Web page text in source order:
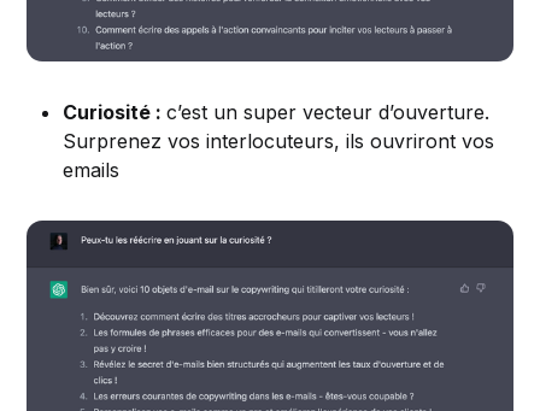
Curiosité : c’est un super vecteur d’ouverture.
Surprenez vos interlocuteurs, ils ouvriront vos
emails